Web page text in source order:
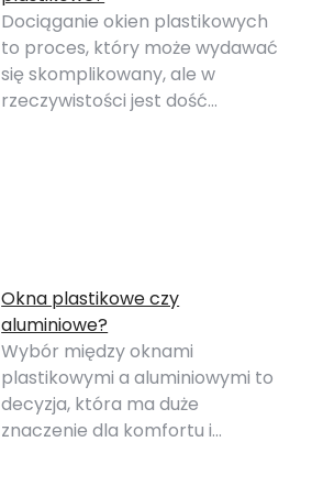
Dociąganie okien plastikowych
to proces, który może wydawać
się skomplikowany, ale w
rzeczywistości jest dość…
Okna plastikowe czy
aluminiowe?
Wybór między oknami
plastikowymi a aluminiowymi to
decyzja, która ma duże
znaczenie dla komfortu i…